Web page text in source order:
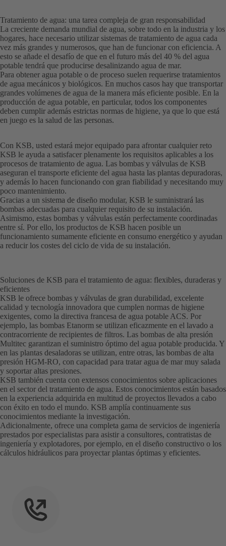
Tratamiento de agua: una tarea compleja de gran responsabilidad
La creciente demanda mundial de agua, sobre todo en la industria y los
hogares, hace necesario utilizar sistemas de tratamiento de agua cada
vez más grandes y numerosos, que han de funcionar con eficiencia. A
esto se añade el desafío de que en el futuro más del 40 % del agua
potable tendrá que producirse desalinizando agua de mar.
Para obtener agua potable o de proceso suelen requerirse tratamientos
de agua mecánicos y biológicos. En muchos casos hay que transportar
grandes volúmenes de agua de la manera más eficiente posible. En la
producción de agua potable, en particular, todos los componentes
deben cumplir además estrictas normas de higiene, ya que lo que está
en juego es la salud de las personas.
Con KSB, usted estará mejor equipado para afrontar cualquier reto
KSB le ayuda a satisfacer plenamente los requisitos aplicables a los
procesos de tratamiento de agua. Las bombas y válvulas de KSB
aseguran el transporte eficiente del agua hasta las plantas depuradoras,
y además lo hacen funcionando con gran fiabilidad y necesitando muy
poco mantenimiento.
Gracias a un sistema de diseño modular, KSB le suministrará las
bombas adecuadas para cualquier requisito de su instalación.
Asimismo, estas bombas y válvulas están perfectamente coordinadas
entre sí. Por ello, los productos de KSB hacen posible un
funcionamiento sumamente eficiente en consumo energético y ayudan
a reducir los costes del ciclo de vida de su instalación.
Soluciones de KSB para el tratamiento de agua: flexibles, duraderas y
eficientes
KSB le ofrece bombas y válvulas de gran durabilidad, excelente
calidad y tecnología innovadora que cumplen normas de higiene
exigentes, como la directiva francesa de agua potable ACS. Por
ejemplo, las bombas Etanorm se utilizan eficazmente en el lavado a
contracorriente de recipientes de filtros. Las bombas de alta presión
Multitec garantizan el suministro óptimo del agua potable producida. Y
en las plantas desaladoras se utilizan, entre otras, las bombas de alta
presión HGM-RO, con capacidad para tratar agua de mar muy salada
y soportar altas presiones.
KSB también cuenta con extensos conocimientos sobre aplicaciones
en el sector del tratamiento de agua. Estos conocimientos están basados
en la experiencia adquirida en multitud de proyectos llevados a cabo
con éxito en todo el mundo. KSB amplía continuamente sus
conocimientos mediante la investigación.
Adicionalmente, ofrece una completa gama de servicios de ingeniería
prestados por especialistas para asistir a consultores, contratistas de
ingeniería y explotadores, por ejemplo, en el diseño constructivo o los
cálculos hidráulicos para proyectar plantas óptimas y eficientes.